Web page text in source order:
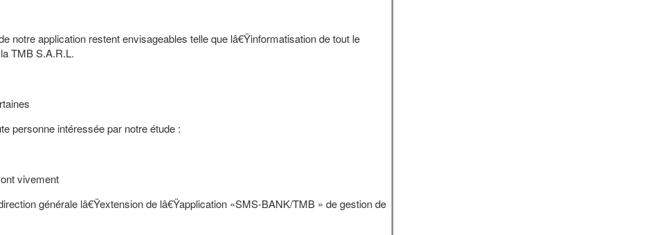
notre application restent envisageables telle que lâ€Ÿinformatisation de tout le
TMB S.A.R.L.
personne intéressée par notre étude :
vivement
générale lâ€Ÿextension de lâ€Ÿapplication «SMS-BANK/TMB » de gestion de